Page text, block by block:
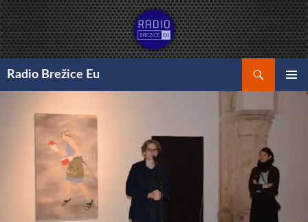
Preskoči
na
vsebino
Radio Brežice Eu
GLAVNI